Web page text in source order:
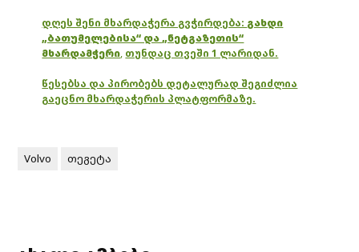
დღეს შენი მხარდაჭერა გვჭირდება: გახდი
„ბათუმელებისა“ და „ნეტგაზეთის“
მხარდამჭერი, თუნდაც თვეში 1 ლარიდან.
წესებსა და პირობებს დეტალურად შეგიძლია
გაეცნო მხარდაჭერის პლატფორმაზე.
Volvo თეგეტა